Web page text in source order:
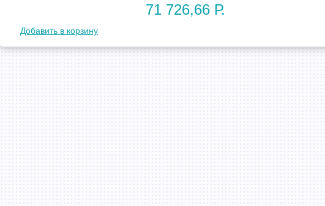
71 726,66 Р.
Добавить в корзину